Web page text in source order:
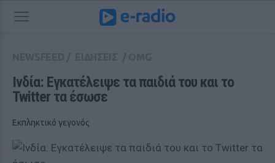
Ινδία: Εγκατέλειψε τα παιδιά του και το
Twitter τα έσωσε
Eκπληκτικό γεγονός